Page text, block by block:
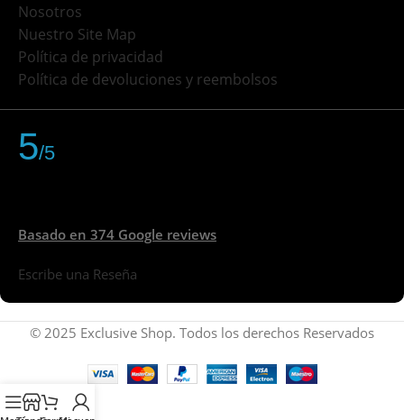
Nosotros
Nuestro Site Map
Política de privacidad
Política de devoluciones y reembolsos
5/5
Basado en 374 Google reviews
Escribe una Reseña
© 2025 Exclusive Shop. Todos los derechos Reservados